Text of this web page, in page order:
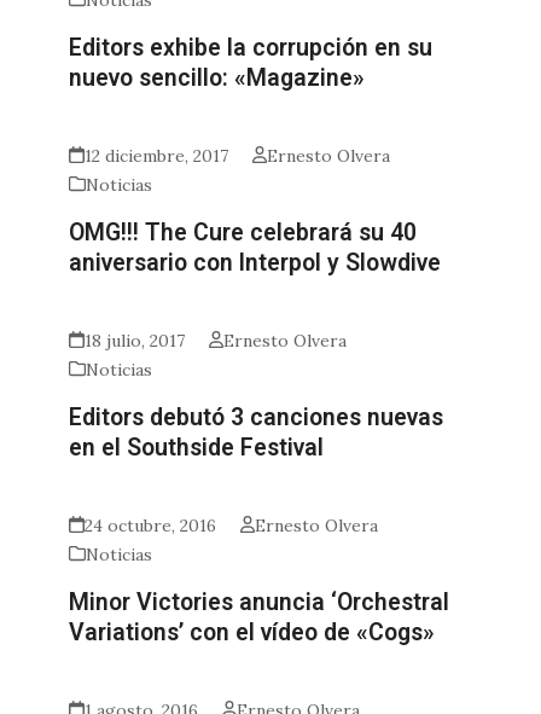
Editors exhibe la corrupción en su
nuevo sencillo: «Magazine»
12 diciembre, 2017
Ernesto Olvera
Noticias
OMG!!! The Cure celebrará su 40
aniversario con Interpol y Slowdive
18 julio, 2017
Ernesto Olvera
Noticias
Editors debutó 3 canciones nuevas
en el Southside Festival
24 octubre, 2016
Ernesto Olvera
Noticias
Minor Victories anuncia ‘Orchestral
Variations’ con el vídeo de «Cogs»